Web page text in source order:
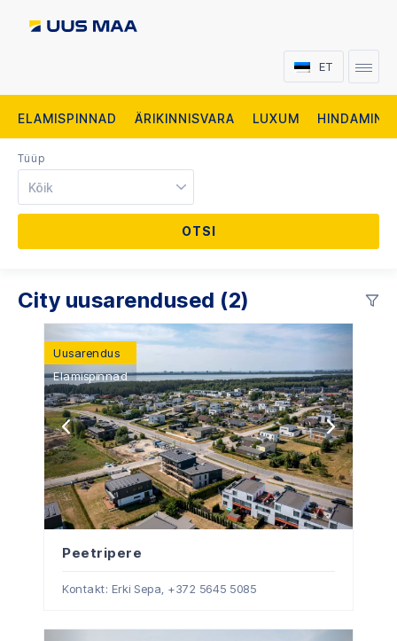
ET
ELAMISPINNAD ÄRIKINNISVARA LUXUM HINDAMINE
Tüüp
Kõik
City uusarendused (2)
Uusarendus
Elamispinnad
Peetripere
Kontakt: Erki Sepa, +372 5645 5085